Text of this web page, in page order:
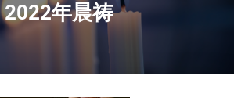
2022年晨祷